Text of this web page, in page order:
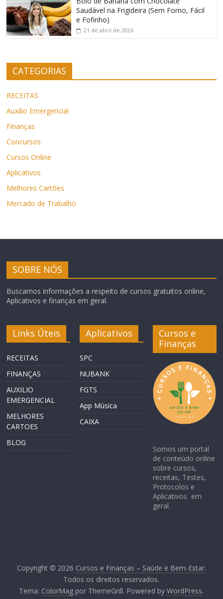
Saudável na Frigideira (Sem Forno, Fácil
e Fofinho)
21 de abril de 2026
CATEGORIAS
RECEITAS
Auxilio Emergencial
Finanças
Concursos
Cursos Online
Aplicativos
Melhores Cartões
Mercado de Trabalho
SOBRE NÓS
Buscamos informações a respeito de cursos gratuitos online,
Aplicativos e finanças em geral.
Links Úteis
RECEITAS
FINANÇAS
AUXILIO
EMERGENCIAL
MELHORES
CARTOES
BLOG
Aplicativos
SPC
NUBANK
FGTS
App Música
CAIXA
Cursos e
Finanças
Somos um portal
de conteúdo online
sobre cursos,
receitas, Testes,
Protocolos e
Aplicativos em
geral.
Copyright © 2026 Cursos e Finanças – Saúde e Bem-Estar.
Todos os direitos reservados.
Tema: ColorMag por ThemeGrill. Powered byWordPress.